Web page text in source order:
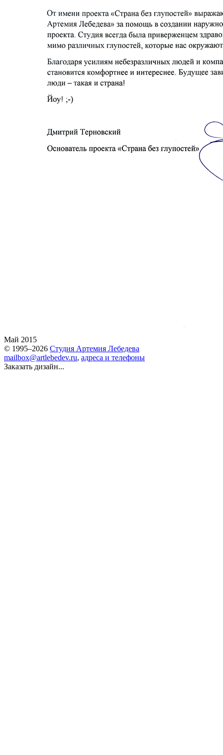
Май 2015
© 1995–2026 Студия Артемия Лебедева
mailbox@artlebedev.ru, адреса и телефоны
Заказать дизайн...